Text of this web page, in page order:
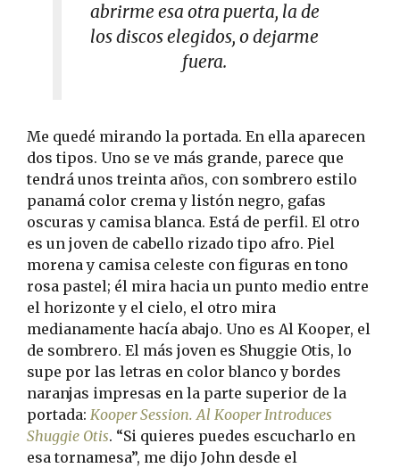
abrirme esa otra puerta, la de
los discos elegidos, o dejarme
fuera.
Me quedé mirando la portada. En ella aparecen
dos tipos. Uno se ve más grande, parece que
tendrá unos treinta años, con sombrero estilo
panamá color crema y listón negro, gafas
oscuras y camisa blanca. Está de perfil. El otro
es un joven de cabello rizado tipo afro. Piel
morena y camisa celeste con figuras en tono
rosa pastel; él mira hacia un punto medio entre
el horizonte y el cielo, el otro mira
medianamente hacía abajo. Uno es Al Kooper, el
de sombrero. El más joven es Shuggie Otis, lo
supe por las letras en color blanco y bordes
naranjas impresas en la parte superior de la
portada: Kooper Session. Al Kooper Introduces
Shuggie Otis. “Si quieres puedes escucharlo en
esa tornamesa”, me dijo John desde el